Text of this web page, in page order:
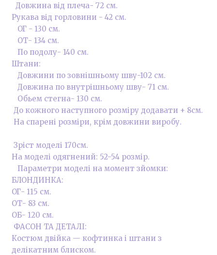
Довжина від плеча- 72 см.
Рукава від горловини - 42 см.
ОГ - 130 см.
ОТ- 134 см.
По подолу- 140 см.
Штани:
Довжини по зовнішньому шву-102 см.
Довжина по внутрішньому шву- 71 см.
Обьем стегна- 130 см.
До кожного наступного розміру додавати + 8см.
На спарені розміри, крім довжини виробу.
Зріст моделі 170см.
На моделі одягнений: 52-54 розмір.
Параметри моделі на момент зйомки:
БЛОНДИНКА:
ОГ- 115 см.
ОТ- 83 см.
ОБ- 120 см.
ФАСОН ТА ДЕТАЛІ:
Костюм двійка — кофтинка і штани з
делікатним блиском.